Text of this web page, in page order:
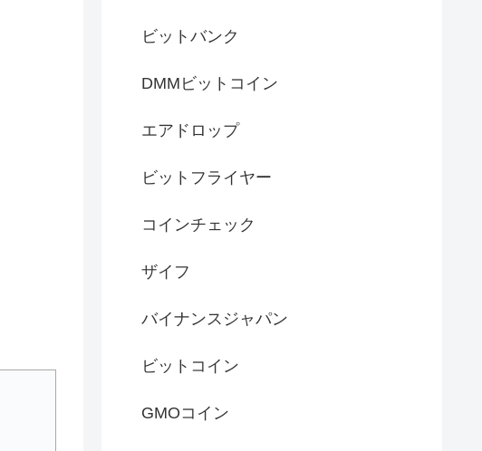
ビットバンク
DMMビットコイン
エアドロップ
ビットフライヤー
コインチェック
ザイフ
バイナンスジャパン
ビットコイン
GMOコイン